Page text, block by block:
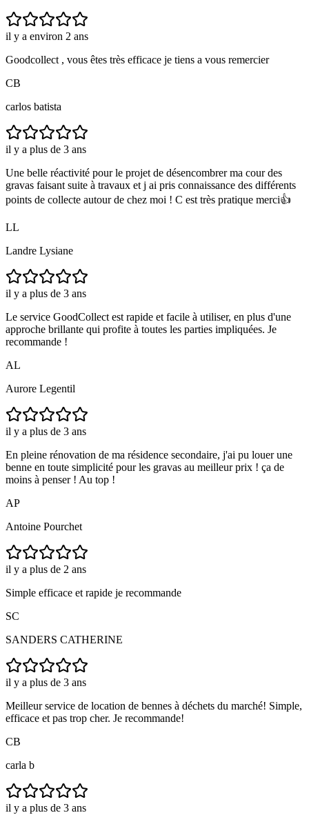
il y a environ 2 ans
Goodcollect , vous êtes très efficace je tiens a vous remercier
CB
carlos batista
il y a plus de 3 ans
Une belle réactivité pour le projet de désencombrer ma cour des
gravas faisant suite à travaux et j ai pris connaissance des différents
points de collecte autour de chez moi ! C est très pratique merci👍
LL
Landre Lysiane
il y a plus de 3 ans
Le service GoodCollect est rapide et facile à utiliser, en plus d'une
approche brillante qui profite à toutes les parties impliquées. Je
recommande !
AL
Aurore Legentil
il y a plus de 3 ans
En pleine rénovation de ma résidence secondaire, j'ai pu louer une
benne en toute simplicité pour les gravas au meilleur prix ! ça de
moins à penser ! Au top !
AP
Antoine Pourchet
il y a plus de 2 ans
Simple efficace et rapide je recommande
SC
SANDERS CATHERINE
il y a plus de 3 ans
Meilleur service de location de bennes à déchets du marché! Simple,
efficace et pas trop cher. Je recommande!
CB
carla b
il y a plus de 3 ans